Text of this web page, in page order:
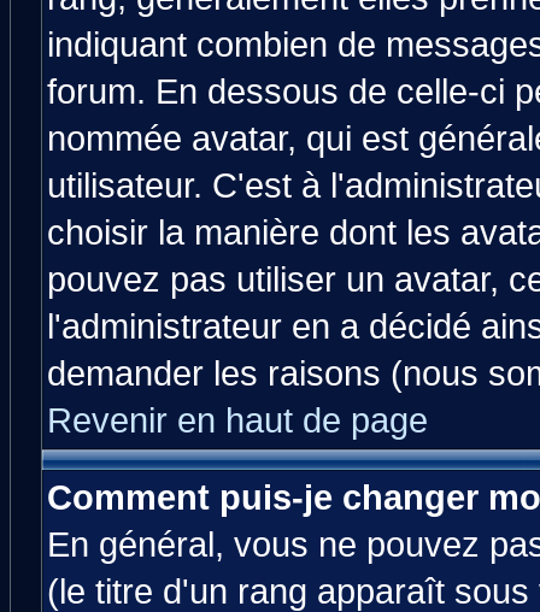
indiquant combien de
forum. En dessous de celle-ci
nommée avatar, qui est
utilisateur. C'est à
choisir la manière dont les
pouvez pas utiliser un avatar,
l'administrateur en a décidé
demander les raisons (nous
Revenir en haut de page
Comment puis-je changer
En général, vous ne pouvez
(le titre d'un rang apparaît